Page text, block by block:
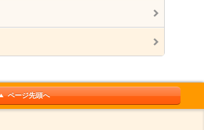
ページ先頭へ